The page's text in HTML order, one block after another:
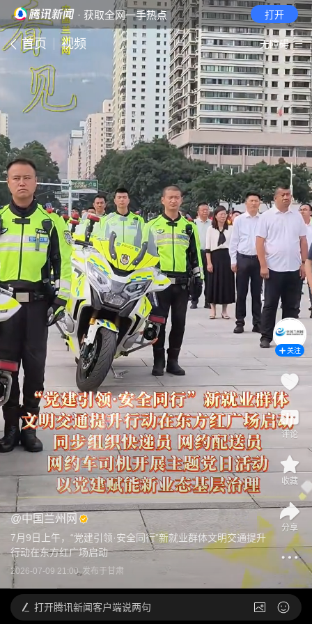
· 获取全网一手热点 打开
首页 视频 无障碍
@中国兰州网
7月9日上午，“党建引领·安全同行”新就业群体文明交通提升
行动在东方红广场启动
2026-07-09 21:00 发布于甘肃
关注
评论
收藏
分享
打开腾讯新闻客户端说两句